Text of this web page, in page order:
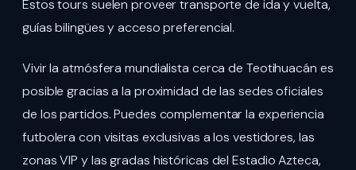
Estos tours suelen proveer transporte de ida y vuelta,
guías bilingües y acceso preferencial.
Vivir la atmósfera mundialista cerca de Teotihuacán es
posible gracias a la proximidad de las sedes oficiales
de los partidos. Puedes complementar la experiencia
futbolera con visitas exclusivas a los vestidores, las
zonas VIP y las gradas históricas del Estadio Azteca,